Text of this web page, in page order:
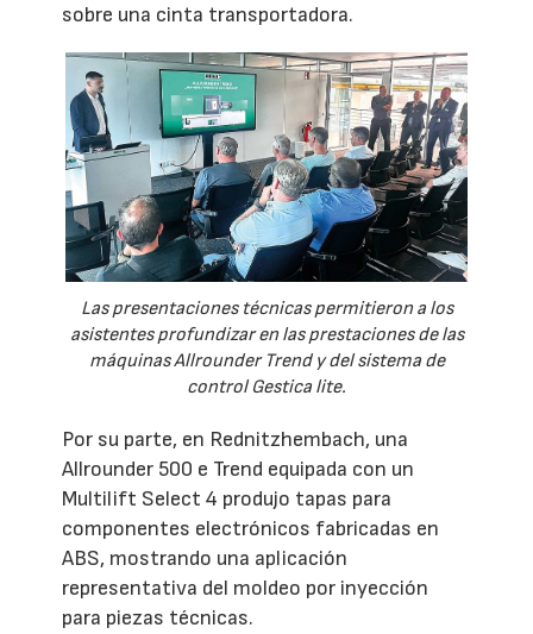
sobre una cinta transportadora.
Las presentaciones técnicas permitieron a los
asistentes profundizar en las prestaciones de las
máquinas Allrounder Trend y del sistema de
control Gestica lite.
Por su parte, en Rednitzhembach, una
Allrounder 500 e Trend equipada con un
Multilift Select 4 produjo tapas para
componentes electrónicos fabricadas en
ABS, mostrando una aplicación
representativa del moldeo por inyección
para piezas técnicas.